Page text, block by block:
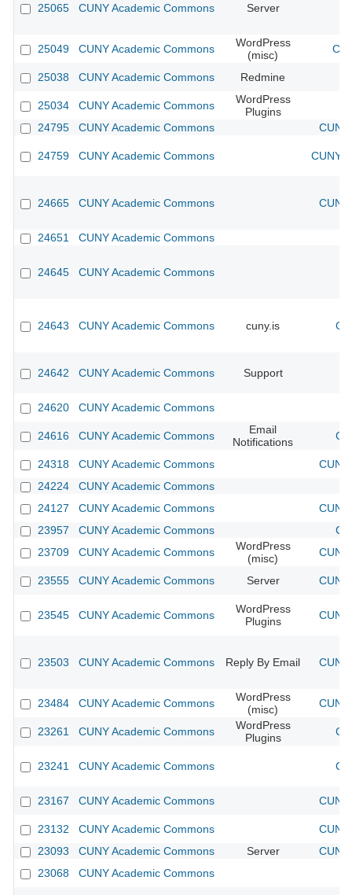
25065 CUNY Academic Commons Server
25049 CUNY Academic Commons
WordPress
(misc)
25038 CUNY Academic Commons Redmine
25034 CUNY Academic Commons
WordPress
Plugins
24795
CUNY Academic Commons
24759 CUNY Academic Commons CUNY
24665 CUNY Academic Commons
24651 CUNY Academic Commons
24645 CUNY Academic Commons
24643 CUNY Academic Commons cuny.is
24642 CUNY Academic Commons Support
24620 CUNY Academic Commons
24616 CUNY Academic Commons
Email
Notifications
24318 CUNY Academic Commons
24224
CUNY Academic Commons
24127
CUNY Academic Commons
23957
CUNY Academic Commons
23709
CUNY Academic Commons
WordPress
(misc)
23555 CUNY Academic Commons Server
23545 CUNY Academic Commons
WordPress
Plugins
23503 CUNY Academic Commons Reply By Email
23484 CUNY Academic Commons
WordPress
(misc)
23261 CUNY Academic Commons
WordPress
Plugins
23241 CUNY Academic Commons
23167 CUNY Academic Commons
23132 CUNY Academic Commons
23093
CUNY Academic Commons Server
23068
CUNY Academic Commons